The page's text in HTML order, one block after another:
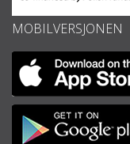
MOBILVERSJONEN